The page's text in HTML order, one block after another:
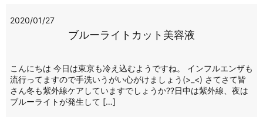
2020/01/27
ブルーライトカット美容液
こんにちは 今日は東京も冷え込むようですね。 インフルエンザも
流行ってますので手洗いうがい心がけましょう(>_<) さてさて皆
さん冬も紫外線ケアしていますでしょうか??日中は紫外線、夜は
ブルーライトが発生して […]